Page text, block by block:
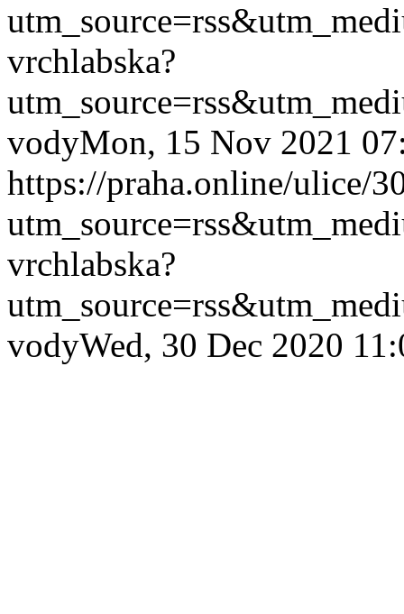
vrchlabska?
vodyMon, 15 Nov 2021
https://praha.online/ulice/
vrchlabska?
vodyWed, 30 Dec 2020